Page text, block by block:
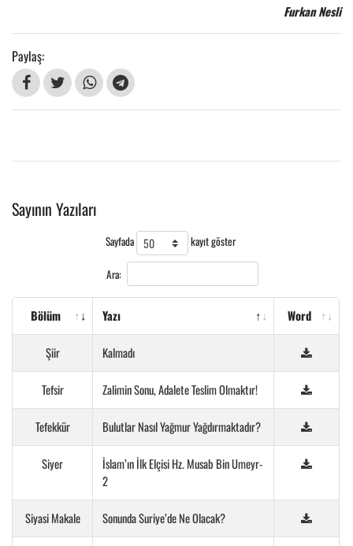
Furkan Nesli
Paylaş:
Sayının Yazıları
Sayfada kayıt göster
Ara:
Bölüm Yazı Word
Şiir Kalmadı
Tefsir Zalimin Sonu, Adalete Teslim Olmaktır!
Tefekkür Bulutlar Nasıl Yağmur Yağdırmaktadır?
Siyer
İslam’ın İlk Elçisi Hz. Musab Bin Umeyr-
2
Siyasi Makale Sonunda Suriye’de Ne Olacak?